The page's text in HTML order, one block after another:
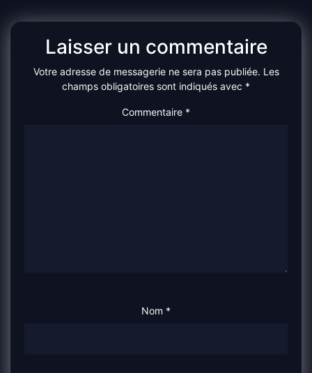
Laisser un commentaire
Votre adresse de messagerie ne sera pas publiée. Les
champs obligatoires sont indiqués avec *
Commentaire *
Nom *